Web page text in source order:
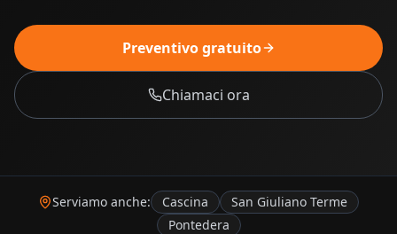
Preventivo gratuito
Chiamaci ora
Serviamo anche: Cascina
San Giuliano Terme
Pontedera